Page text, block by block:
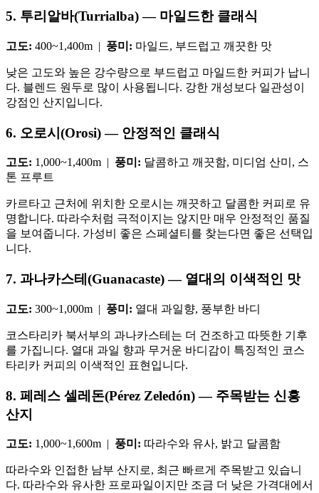
5. 투리알바(Turrialba) — 마일드한 클래식
고도: 400~1,400m | 풍미: 마일드, 부드럽고 깨끗한 맛
낮은 고도와 높은 강수량으로 부드럽고 마일드한 커피가 납니
다. 블렌드 원두로 많이 사용됩니다. 강한 개성보다 일관성이
강점인 산지입니다.
6. 오로시(Orosi) — 안정적인 클래식
고도: 1,000~1,400m | 풍미: 달콤하고 깨끗함, 미디엄 산미, 스
톤 프루트
카르타고 근처에 위치한 오로시는 깨끗하고 달콤한 커피로 유
명합니다. 따라수처럼 극적이지는 않지만 매우 안정적인 품질
을 보여줍니다. 가성비 좋은 스페셜티를 찾는다면 좋은 선택입
니다.
7. 과나카스테(Guanacaste) — 열대의 이색적인 맛
고도: 300~1,000m | 풍미: 열대 과일향, 풍부한 바디
코스타리카 북서부의 과나카스테는 더 건조하고 따뜻한 기후
를 가집니다. 열대 과일 향과 무거운 바디감이 특징적인 코스
타리카 커피의 이색적인 표현입니다.
8. 페레스 셀레돈(Pérez Zeledón) — 주목받는 신흥
산지
고도: 1,000~1,600m | 풍미: 따라수와 유사, 밝고 달콤함
따라수와 인접한 남부 산지로, 최근 빠르게 주목받고 있습니
다. 따라수와 유사한 프로파일이지만 조금 더 낮은 가격대에서